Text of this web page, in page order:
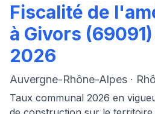
Fiscalité de
à Givors
2026
Auvergne-Rhône-Alpes ·
Taux communal 2026 en